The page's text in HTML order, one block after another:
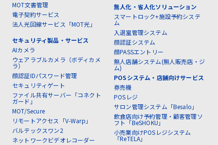
MOT文書管理
電子契約サービス
法人光回線サービス「MOT光」
セキュリティ製品・サービス
AIカメラ
ウェアラブルカメラ（ボディカメ
ラ）
顔認証IDパスワード管理
セキュリティゲート
ファイル共有サーバー「コネクト
ガード」
MOT/Secure
リモートアクセス「V-Warp」
バルテックスワン2
ネットワークビデオレコーダー
無人化・省人化ソリューション
スマートロック+施設予約システ
ム
入退室管理システム
顔認証システム
顔PASSエントリー
無人店舗システム(無人販売店・ジ
ム)
POSシステム・店舗向けサービス
券売機
POSレジ
サロン管理システム「Besalo」
飲食店向け予約管理・顧客管理ソ
フト「BeSHOKU」
小売業向けPOSレジシステム
「ReTELA」